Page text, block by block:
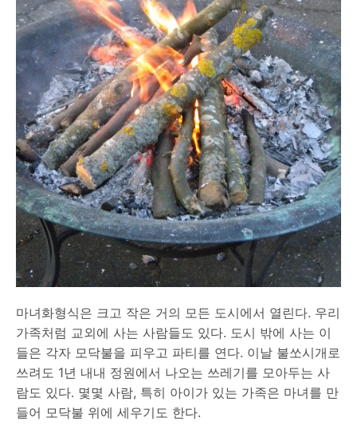
마녀화형식은 크고 작은 거의 모든 도시에서 열린다. 우리
가족처럼 교외에 사는 사람들도 있다. 도시 밖에 사는 이
들은 각자 모닥불을 피우고 파티를 연다. 이날 불쏘시개로
쓰려도 1년 내내 정원에서 나오는 쓰레기를 모아두는 사
람도 있다. 몇몇 사람, 특히 아이가 있는 가족은 마녀를 만
들어 모닥불 위에 세우기도 한다.